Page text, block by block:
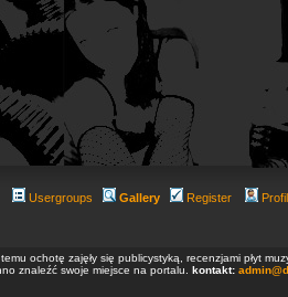
Usergroups Gallery Register
ochotę zajęły się publicystyką, recenzjami płyt
znaleźć swoje miejsce na portalu. kontakt: